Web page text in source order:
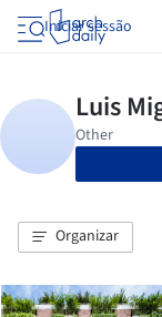
Iniciar sessão
Organizar